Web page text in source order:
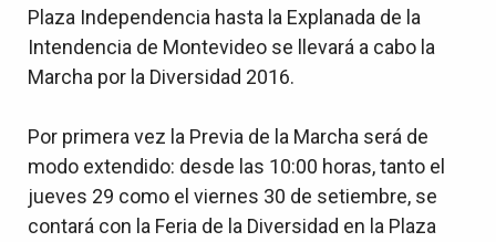
Plaza Independencia hasta la Explanada de la
Intendencia de Montevideo se llevará a cabo la
Marcha por la Diversidad 2016.
Por primera vez la Previa de la Marcha será de
modo extendido: desde las 10:00 horas, tanto el
jueves 29 como el viernes 30 de setiembre, se
contará con la Feria de la Diversidad en la Plaza